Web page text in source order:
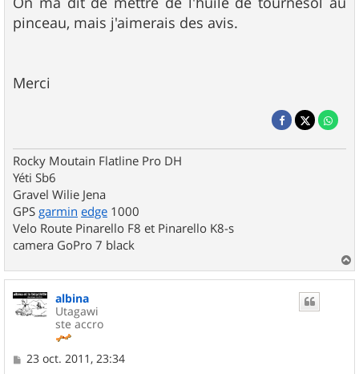
pinceau, mais j'aimerais des avis.
Merci
Rocky Moutain Flatline Pro DH
Yéti Sb6
Gravel Wilie Jena
GPS garmin edge 1000
Velo Route Pinarello F8 et Pinarello K8-s
camera GoPro 7 black
a
u
albina
Utagawi
ste accro
M
23 oct. 2011, 23:34